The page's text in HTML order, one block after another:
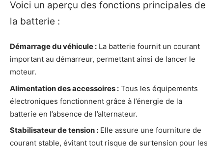
Voici un aperçu des fonctions principales de
la batterie :
Démarrage du véhicule : La batterie fournit un courant
important au démarreur, permettant ainsi de lancer le
moteur.
Alimentation des accessoires : Tous les équipements
électroniques fonctionnent grâce à l’énergie de la
batterie en l’absence de l’alternateur.
Stabilisateur de tension : Elle assure une fourniture de
courant stable, évitant tout risque de surtension pour les